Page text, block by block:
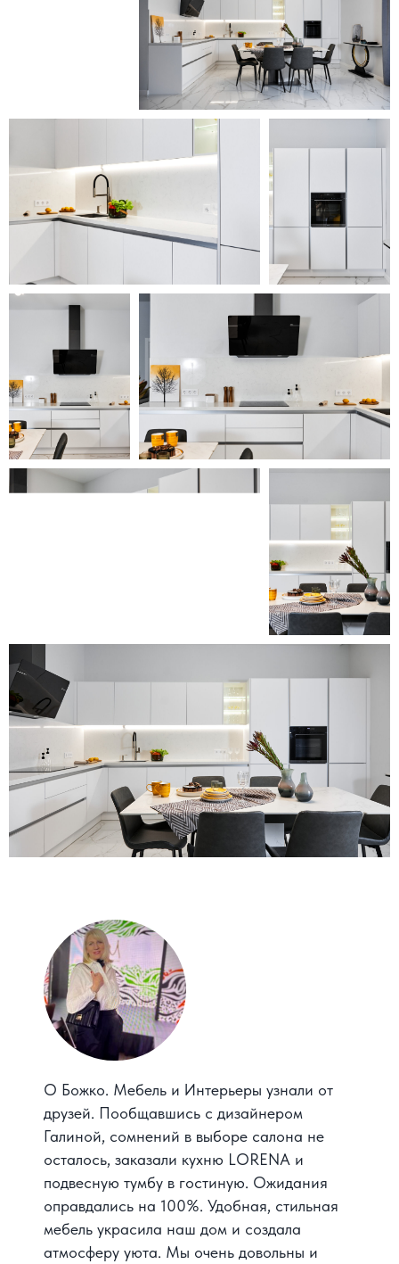
О Божко. Мебель и Интерьеры узнали от
друзей. Пообщавшись с дизайнером
Галиной, сомнений в выборе салона не
осталось, заказали кухню LORENA и
подвесную тумбу в гостиную. Ожидания
оправдались на 100%. Удобная, стильная
мебель украсила наш дом и создала
атмосферу уюта. Мы очень довольны и
КАЖДЫЙ ПРОЕКТ
НАЧИНАЕТСЯ
С РАЗГОВОРА
Обсудить Ваш проект